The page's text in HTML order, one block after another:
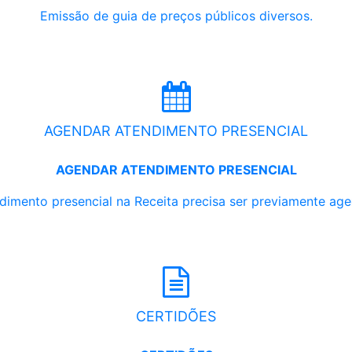
Emissão de guia de preços públicos diversos.
AGENDAR ATENDIMENTO PRESENCIAL
AGENDAR ATENDIMENTO PRESENCIAL
presencial na Receita precisa ser previamente
CERTIDÕES